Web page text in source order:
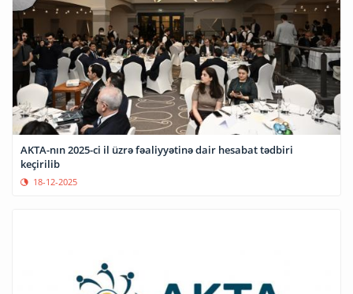
AKTA-nın 2025-ci il üzrə fəaliyyətinə dair hesabat tədbiri
keçirilib
18-12-2025